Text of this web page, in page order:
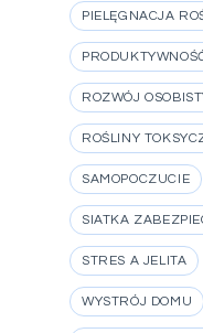
PIELĘGNACJA
ROZWÓJ
ROŚLINY
SAMOPOCZUCIE
SIATKA
STRES A JELITA
WYSTRÓJ DOMU